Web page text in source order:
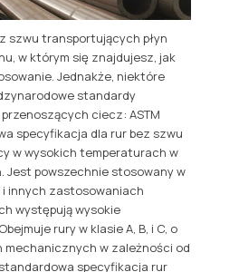
szwu transportujących płyn
w którym się znajdujesz, jak
Jednakże, niektóre
standardy
ciecz: ASTM
specyfikacja dla rur bez szwu
w wysokich temperaturach w
Jest powszechnie stosowany w
innych zastosowaniach
występują wysokie
rury w klasie A, B, i C, o
mechanicznych w zależności od
specyfikacja rur